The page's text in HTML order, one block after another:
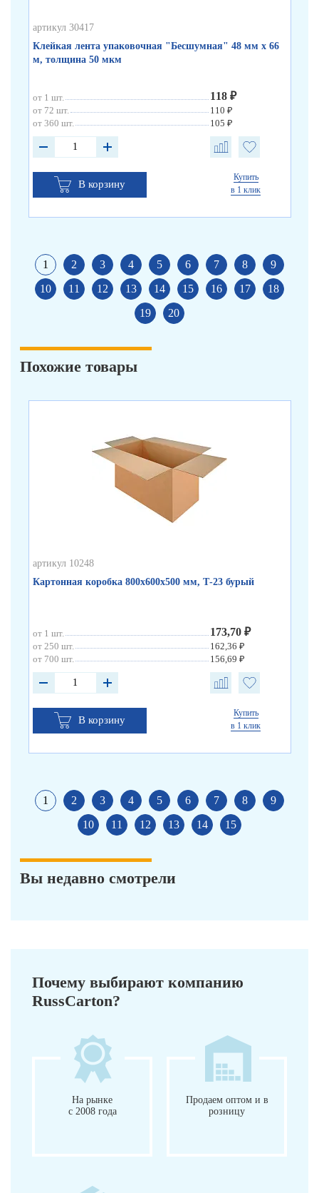
артикул 30417
Клейкая лента упаковочная "Бесшумная" 48 мм х 66
м, толщина 50 мкм
от 1 шт. 118 ₽
от 72 шт.
110 ₽
от 360 шт.
105 ₽
В корзину
Купить
в 1 клик
1 2 3 4 5 6 7 8
9
10
11 12 13 14 15 16 17
18
19
20
Похожие товары
артикул 10248
Картонная коробка 800х600х500 мм, Т-23 бурый
от 1 шт. 173,70 ₽
от 250 шт.
162,36 ₽
от 700 шт.
156,69 ₽
В корзину
Купить
в 1 клик
1 2 3 4 5 6 7 8
9
10
11 12 13 14 15
Вы недавно смотрели
Почему выбирают компанию
RussCarton?
На рынке
с 2008 года
Продаем оптом и в
розницу